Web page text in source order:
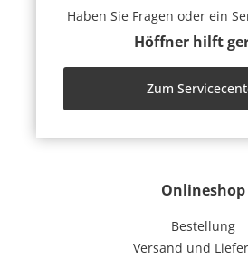
Onlineshop
Bestellung
Versand und
Haben Sie Fragen oder ein
Höffner hilft
Zum